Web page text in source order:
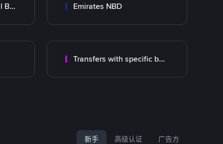
Abu Dhabi Commercial Bank ADCB Emirates NBD
Transfers with specific bank
新手 高级认证 广告方